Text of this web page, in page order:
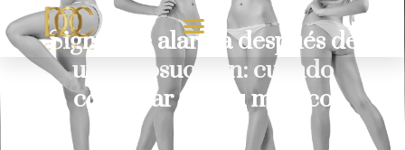
Signos de alarma después de
una liposucción: cuándo
consultar con tu médico